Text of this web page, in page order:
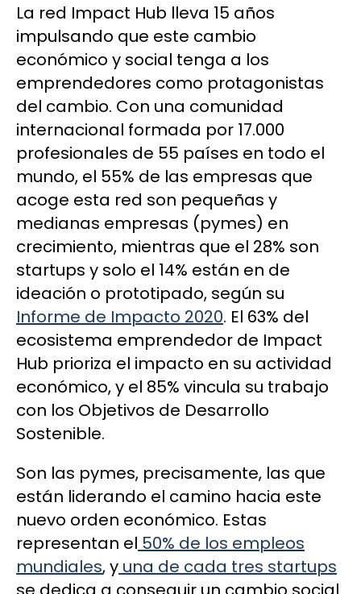
La red Impact Hub lleva 15 años
impulsando que este cambio
económico y social tenga a los
emprendedores como protagonistas
del cambio. Con una comunidad
internacional formada por 17.000
profesionales de 55 países en todo el
mundo, el 55% de las empresas que
acoge esta red son pequeñas y
medianas empresas (pymes) en
crecimiento, mientras que el 28% son
startups y solo el 14% están en de
ideación o prototipado, según su
Informe de Impacto 2020. El 63% del
ecosistema emprendedor de Impact
Hub prioriza el impacto en su actividad
económico, y el 85% vincula su trabajo
con los Objetivos de Desarrollo
Sostenible.
Son las pymes, precisamente, las que
están liderando el camino hacia este
nuevo orden económico. Estas
representan el 50% de los empleos
mundiales, y una de cada tres startups